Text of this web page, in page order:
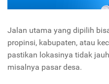
Jalan utama yang dipilih
propinsi, kabupaten, atau
pastikan lokasinya tidak
misalnya pasar desa.